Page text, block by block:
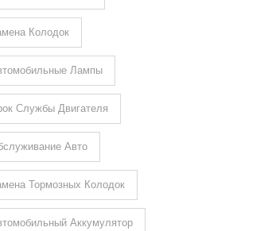
Колодок
Лампы
Службы Двигателя
Авто
Тормозных Колодок
Аккумулятор